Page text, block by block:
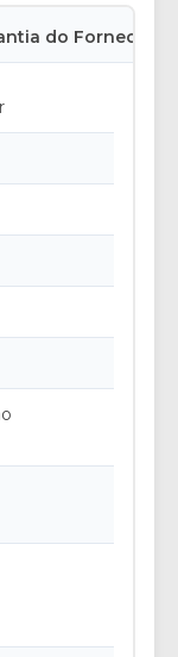
do Fornecedor